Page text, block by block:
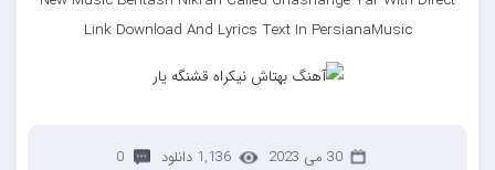
Link Download And Lyrics Text In PersianaMusic
30 می 2023 1,136 دانلود 0